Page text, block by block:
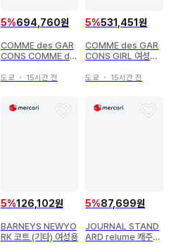
5%694,760원
COMME des GAR
CONS COMME de
자켓
도쿄 ・ 15시간 전
5%531,451원
COMME des GAR
CONS GIRL 여성용
도쿄 ・ 15시간 전
5%126,102원
BARNEYS NEWYO
RK 코트 (기타) 여성용
5%87,699원
JOURNAL STAND
ARD relume 캐주얼